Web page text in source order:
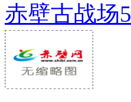
赤壁古战场